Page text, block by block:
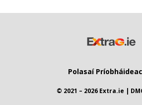
Polasaí
© 2021 – 2026 Extra.ie |